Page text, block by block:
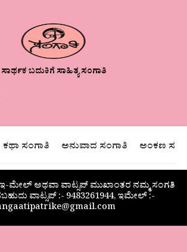
ಸಾರ್ಥಕ ಬದುಕಿಗೆ ಸಾಹಿತ್ಯ ಸಂಗಾತಿ
ಕಥಾ ಸಂಗಾತಿ ಅನುವಾದ ಸಂಗಾತಿ ಅಂಕಣ
ಇ-ಮೇಲ್ ಅಥವಾ ವಾಟ್ಸಪ್ ಮುಖಾಂತರ ನಮ್ಮ ಸಂಗತಿ
ವಾಟ್ಸಪ್‌ :- 9483261944, ಇಮೇಲ್ :-